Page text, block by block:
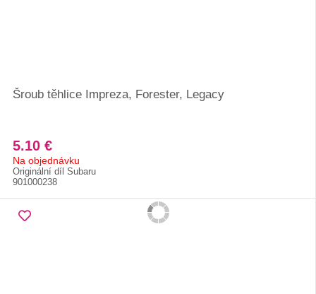
Šroub těhlice Impreza, Forester, Legacy
5.10 €
Na objednávku
Originální díl Subaru
901000238